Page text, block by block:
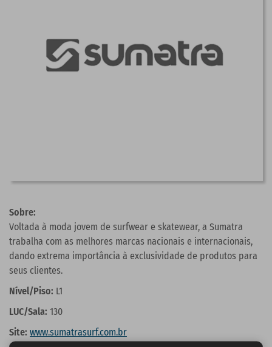
Sobre:
Voltada à moda jovem de surfwear e skatewear, a Sumatra
trabalha com as melhores marcas nacionais e internacionais,
dando extrema importância à exclusividade de produtos para
seus clientes.
Nível/Piso: L1
LUC/Sala: 130
Site: www.sumatrasurf.com.br